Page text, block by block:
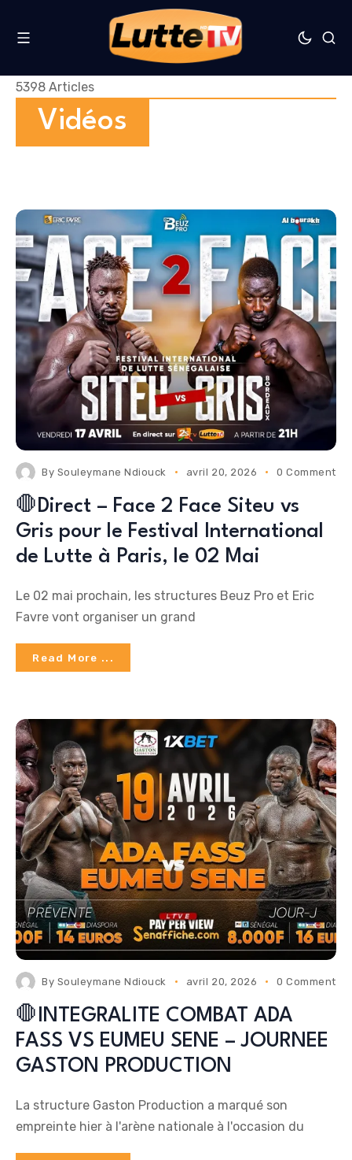
Vidéos
5398 Articles
By Souleymane Ndiouck avril 20, 2026 0 Comments
🛑Direct – Face 2 Face Siteu vs
Gris pour le Festival International
de Lutte à Paris, le 02 Mai
Le 02 mai prochain, les structures Beuz Pro et Eric
Favre vont organiser un grand
Read More ...
By Souleymane Ndiouck avril 20, 2026 0 Comments
🛑INTEGRALITE COMBAT ADA
FASS VS EUMEU SENE – JOURNEE
GASTON PRODUCTION
La structure Gaston Production a marqué son
empreinte hier à l'arène nationale à l'occasion du